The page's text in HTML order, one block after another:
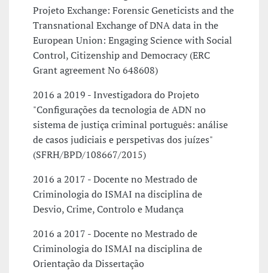
Projeto Exchange: Forensic Geneticists and the
Transnational Exchange of DNA data in the
European Union: Engaging Science with Social
Control, Citizenship and Democracy (ERC
Grant agreement No 648608)
2016 a 2019 - Investigadora do Projeto
"Configurações da tecnologia de ADN no
sistema de justiça criminal português: análise
de casos judiciais e perspetivas dos juízes"
(SFRH/BPD/108667/2015)
2016 a 2017 - Docente no Mestrado de
Criminologia do ISMAI na disciplina de
Desvio, Crime, Controlo e Mudança
2016 a 2017 - Docente no Mestrado de
Criminologia do ISMAI na disciplina de
Orientação da Dissertação